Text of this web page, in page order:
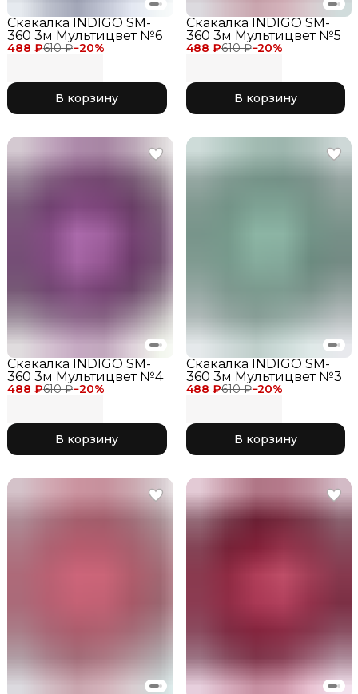
488 ₽610 ₽−20%
Скакалка INDIGO SM-
360 3м Мультицвет №6
В корзину
488 ₽610 ₽−20%
Скакалка INDIGO SM-
360 3м Мультицвет №5
В корзину
488 ₽610 ₽−20%
Скакалка INDIGO SM-
360 3м Мультицвет №4
В корзину
488 ₽610 ₽−20%
Скакалка INDIGO SM-
360 3м Мультицвет №3
В корзину